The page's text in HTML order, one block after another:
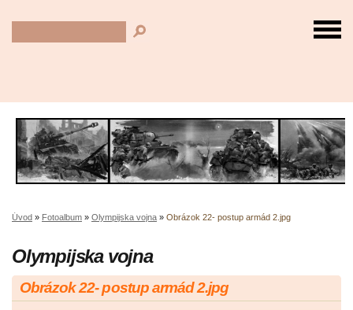
Úvod » Fotoalbum » Olympijska vojna » Obrázok 22- postup armád 2.jpg
Olympijska vojna
Obrázok 22- postup armád 2.jpg